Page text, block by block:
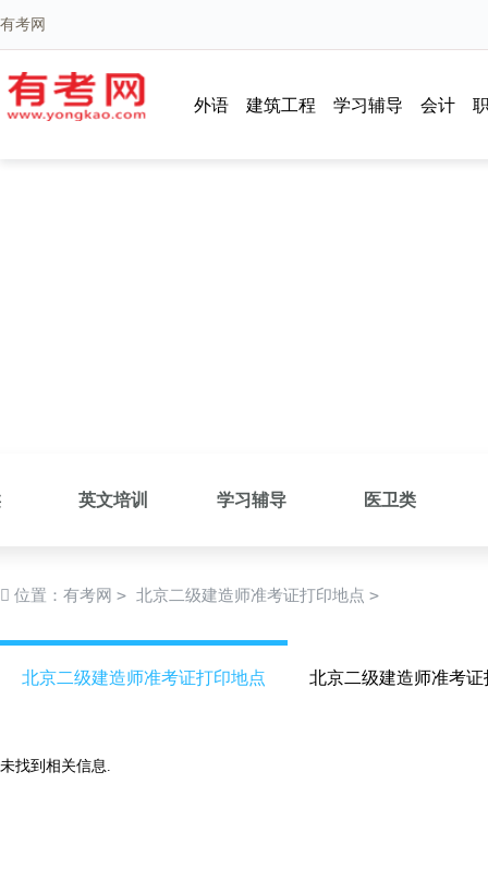
有考网
外语 建筑工程 学习辅导 会计
英文培训 学习辅导 医卫类
位置： 有考网 > 北京二级建造师准考证打印地点 >
北京二级建造师准考证打印地点 北京二级建造师准考
未找到相关信息.